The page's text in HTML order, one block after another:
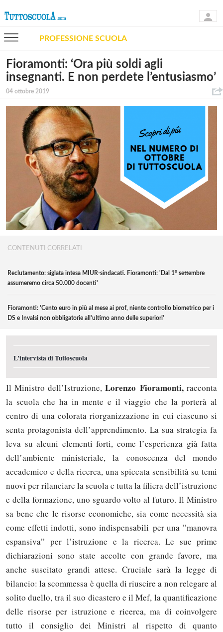
PROFESSIONE SCUOLA
Fioramonti: ‘Ora più soldi agli
insegnanti. E non perdete l’entusiasmo’
04 ottobre 2019
CONTENUTI CORRELATI
Reclutamento: siglata intesa MIUR-sindacati. Fioramonti: 'Dal 1° settembre
assumeremo circa 50.000 docenti'
Fioramonti: 'Cento euro in più al mese ai prof, niente controllo biometrico per i
DS e Invalsi non obbligatorie all'ultimo anno delle superiori'
L’intervista di Tuttoscuola
Il Ministro dell’Istruzione, Lorenzo Fioramonti, racconta
la scuola che ha in mente e il viaggio che la porterà al
centro di una colorata riorganizzazione in cui ciascuno si
senta protagonista dell’apprendimento. La sua strategia fa
leva su alcuni elementi forti, come l’esperienza già fatta
dell’ambiente ministeriale, la conoscenza del mondo
accademico e della ricerca, una spiccata sensibilità su temi
nuovi per rilanciare la scuola e tutta la filiera dell’istruzione
e della formazione, uno sguardo volto al futuro. Il Ministro
sa bene che le risorse economiche, sia come necessità sia
come effetti indotti, sono indispensabili per una ”manovra
espansiva” per l’istruzione e la ricerca. Le sue prime
dichiarazioni sono state accolte con grande favore, ma
anche suscitato grandi attese. Cruciale sarà la legge di
bilancio: la scommessa è quella di riuscire a non relegare al
solito duello, tra il suo dicastero e il Mef, la quantificazione
delle risorse per istruzione e ricerca, ma di coinvolgere
tutto il consiglio dei Ministri al rispetto di quanto